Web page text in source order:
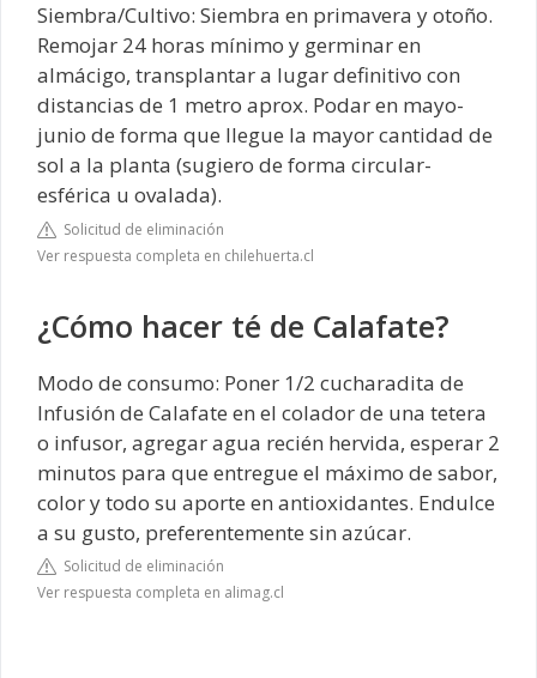
Siembra/Cultivo: Siembra en primavera y otoño.
Remojar 24 horas mínimo y germinar en
almácigo, transplantar a lugar definitivo con
distancias de 1 metro aprox. Podar en mayo-
junio de forma que llegue la mayor cantidad de
sol a la planta (sugiero de forma circular-
esférica u ovalada).
Solicitud de eliminación
Ver respuesta completa en chilehuerta.cl
¿Cómo hacer té de Calafate?
Modo de consumo: Poner 1/2 cucharadita de
Infusión de Calafate en el colador de una tetera
o infusor, agregar agua recién hervida, esperar 2
minutos para que entregue el máximo de sabor,
color y todo su aporte en antioxidantes. Endulce
a su gusto, preferentemente sin azúcar.
Solicitud de eliminación
Ver respuesta completa en alimag.cl